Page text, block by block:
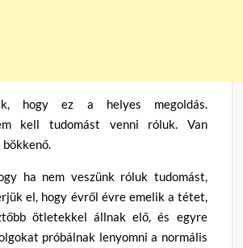
hogy ez a helyes megoldás.
kell tudomást venni róluk. Van
bökkenő.
ha nem veszünk róluk tudomást,
el, hogy évről évre emelik a tétet,
ötletekkel állnak elő, és egyre
próbálnak lenyomni a normális